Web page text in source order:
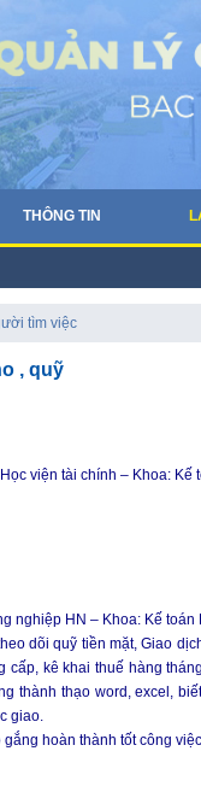
THÔNG TIN
tìm việc
, quỹ
viện tài chính – Khoa: Kế
nghiệp HN – Khoa: Kế
dõi quỹ tiền mặt, Giao
kê khai thuế hàng
thành thạo word, excel,
giao.
hoàn thành tốt công